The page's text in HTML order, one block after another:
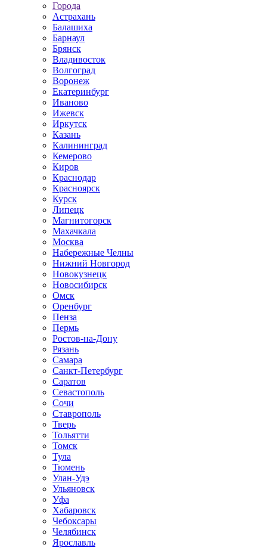
Города
Астрахань
Балашиха
Барнаул
Брянск
Владивосток
Волгоград
Воронеж
Екатеринбург
Иваново
Ижевск
Иркутск
Казань
Калининград
Кемерово
Киров
Краснодар
Красноярск
Курск
Липецк
Магнитогорск
Махачкала
Москва
Набережные Челны
Нижний Новгород
Новокузнецк
Новосибирск
Омск
Оренбург
Пенза
Пермь
Ростов-на-Дону
Рязань
Самара
Санкт-Петербург
Саратов
Севастополь
Сочи
Ставрополь
Тверь
Тольятти
Томск
Тула
Тюмень
Улан-Удэ
Ульяновск
Уфа
Хабаровск
Чебоксары
Челябинск
Ярославль